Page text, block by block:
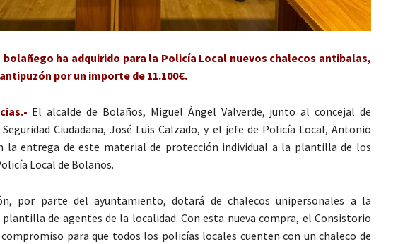
ha adquirido para la Policía Local nuevos chalecos antibalas,
por un importe de 11.100€.
El alcalde de Bolaños, Miguel Ángel Valverde, junto al concejal de
Ciudadana, José Luis Calzado, y el jefe de Policía Local, Antonio
la entrega de este material de protección individual a la plantilla de los
Local de Bolaños.
por parte del ayuntamiento, dotará de chalecos unipersonales a la
de agentes de la localidad. Con esta nueva compra, el Consistorio
para que todos los policías locales cuenten con un chaleco de